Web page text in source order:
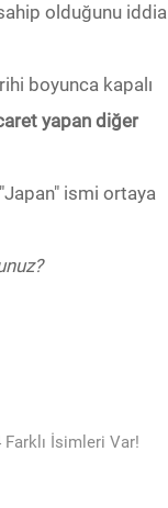
olduğunu iddia
boyunca kapalı
yapan diğer
ismi ortaya
İsimleri Var!